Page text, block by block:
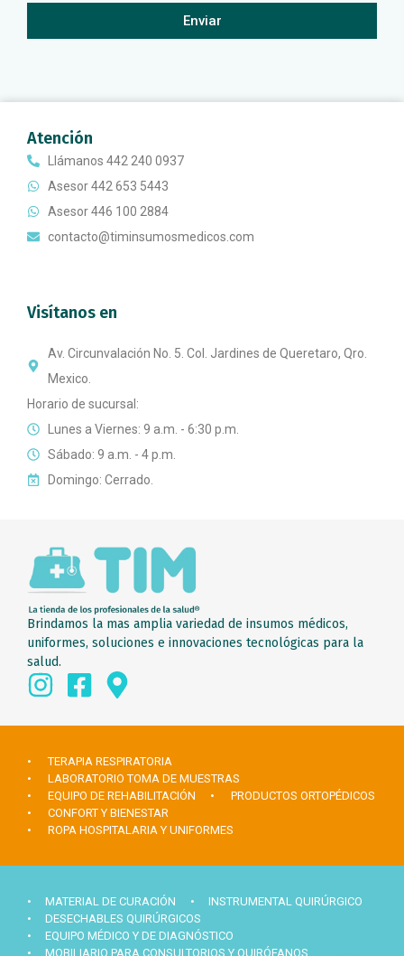
Enviar
Atención
Llámanos 442 240 0937
Asesor 442 653 5443
Asesor 446 100 2884
contacto@timinsumosmedicos.com
Visítanos en
Av. Circunvalación No. 5. Col. Jardines de Queretaro, Qro.
Mexico.
Horario de sucursal:
Lunes a Viernes: 9 a.m. - 6:30 p.m.
Sábado: 9 a.m. - 4 p.m.
Domingo: Cerrado.
Brindamos la mas amplia variedad de insumos médicos,
uniformes, soluciones e innovaciones tecnológicas para la
salud.
• TERAPIA RESPIRATORIA
• LABORATORIO TOMA DE MUESTRAS
• EQUIPO DE REHABILITACIÓN
• PRODUCTOS ORTOPÉDICOS
• CONFORT Y BIENESTAR
• ROPA HOSPITALARIA Y UNIFORMES
• MATERIAL DE CURACIÓN
• INSTRUMENTAL QUIRÚRGICO
• DESECHABLES QUIRÚRGICOS
• EQUIPO MÉDICO Y DE DIAGNÓSTICO
• MOBILIARIO PARA CONSULTORIOS Y QUIRÓFANOS